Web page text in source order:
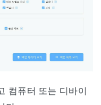
컴퓨터 또는 디바이